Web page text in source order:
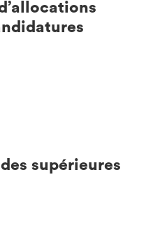
supérieures